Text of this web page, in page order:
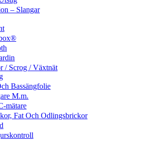
– Slangar
/ Scrog / Växtnät
Bassängfolie
M.m.
mätare
Fat Och Odlingsbrickor